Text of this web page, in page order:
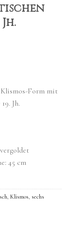
Klismos-Form mit
Jh.
45 cm
, Klismos, sechs